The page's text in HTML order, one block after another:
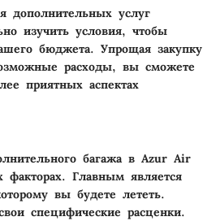
дополнительных услуг
изучить условия, чтобы
бюджета. Упрощая закупку
расходы, вы сможете
приятных аспектах
багажа в Azur Air
факторах. Главным является
вы будете лететь.
специфические расценки.